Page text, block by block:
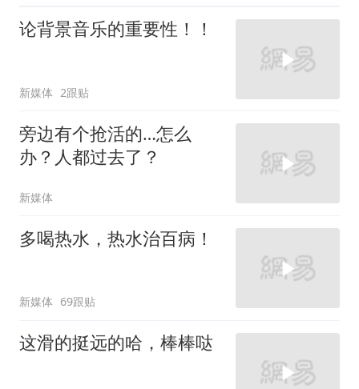
论背景音乐的重要性！！
新媒体 2跟贴
旁边有个抢活的…怎么
办？人都过去了？
新媒体
多喝热水，热水治百病！
新媒体 69跟贴
这滑的挺远的哈，棒棒哒